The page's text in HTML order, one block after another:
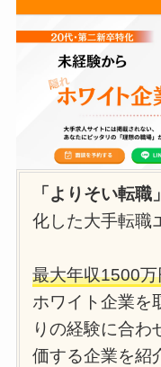
「よりそい転職」
化した大手転職
最大年収1500
ホワイト企業を
りの経験に合わ
価する企業を紹